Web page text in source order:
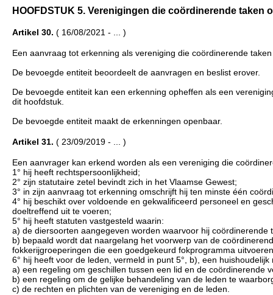
HOOFDSTUK 5. Verenigingen die coördinerende taken
Artikel 30. ( 16/08/2021 - ... )
Een aanvraag tot erkenning als vereniging die coördinerende
De bevoegde entiteit beoordeelt de aanvragen en beslist erover.
De bevoegde entiteit kan een erkenning opheffen als een
dit hoofdstuk.
De bevoegde entiteit maakt de erkenningen openbaar.
Artikel 31. ( 23/09/2019 - ... )
Een aanvrager kan erkend worden als een vereniging die
1° hij heeft rechtspersoonlijkheid;
2° zijn statutaire zetel bevindt zich in het Vlaamse Gewest;
3° in zijn aanvraag tot erkenning omschrijft hij ten minste één
4° hij beschikt over voldoende en gekwalificeerd personeel en
doeltreffend uit te voeren;
5° hij heeft statuten vastgesteld waarin:
a) de diersoorten aangegeven worden waarvoor hij coördinerende
b) bepaald wordt dat naargelang het voorwerp van de
fokkerijgroeperingen die een goedgekeurd fokprogramma
6° hij heeft voor de leden, vermeld in punt 5°, b), een
a) een regeling om geschillen tussen een lid en de coördinerende
b) een regeling om de gelijke behandeling van de leden te
c) de rechten en plichten van de vereniging en de leden.